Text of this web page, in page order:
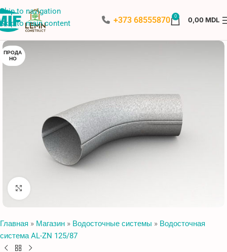
Skip to navigation
Skip to main content
+373 68555870 0 0,00MDL
ПРОДА
НО
Нажмите, чтобы увеличить
Главная » Магазин » Водосточные системы » Водосточная
система AL-ZN 125/87